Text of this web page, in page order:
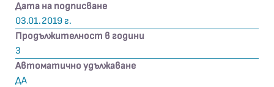
Дата на подписване
03.01.2019 г.
Продължителност в години
3
Автоматично удължаване
ДА